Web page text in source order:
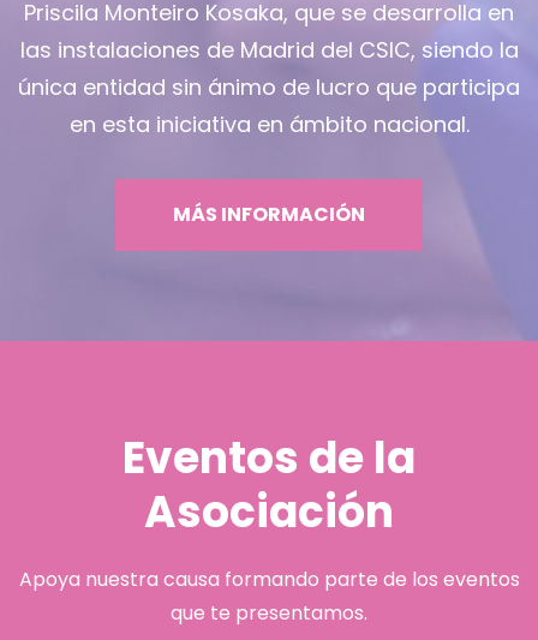
Priscila Monteiro Kosaka, que se desarrolla en
las instalaciones de Madrid del CSIC, siendo la
única entidad sin ánimo de lucro que participa
en esta iniciativa en ámbito nacional.
MÁS INFORMACIÓN
Eventos de la
Asociación
Apoya nuestra causa formando parte de los eventos
que te presentamos.